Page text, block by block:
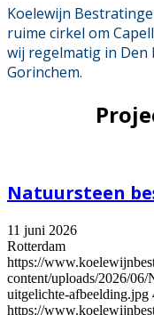
Koelewijn
ruime cirkel om
wij regelmatig in Den
Gorinchem.
Natuursteen
11 juni 2026
Rotterdam
https://
content/uploads/2026/
uitgelichte-afbeelding.jpg
https://